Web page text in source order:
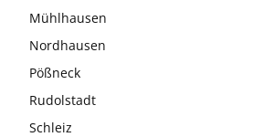
Mühlhausen
Nordhausen
Pößneck
Rudolstadt
Schleiz